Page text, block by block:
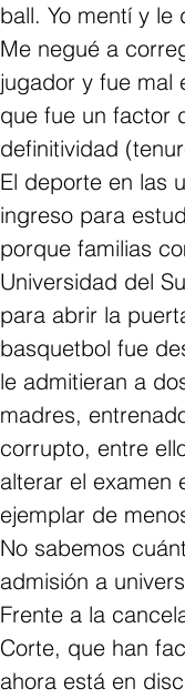
ball. Yo mentí y
Me negué a
jugador y fue mal
que fue un factor
definitividad
El deporte en las
ingreso para
porque familias
Universidad del
para abrir la
basquetbol fue
le admitieran a
madres,
corrupto, entre
alterar el examen
ejemplar de
No sabemos
admisión a
Frente a la
Corte, que han
ahora está en